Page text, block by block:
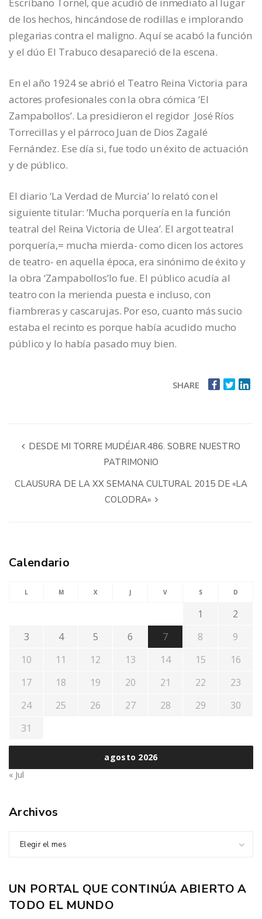
Escribano Tornel, que acudió de inmediato al lugar
de los hechos, hincándose de rodillas e implorando
plegarias contra el maligno. Aquí se acabó la función
y el dúo El Trabuco desapareció de la escena.
En el año 1924 se abrió el Teatro Reina Victoria para
actores profesionales con la obra cómica ‘El
Zampabollos’. La presidieron el regidor José Ríos
Torrecillas y el párroco Juan de Dios Zagalé
Fernández. Ese día si, fue todo un éxito de actuación
y de público.
El diario ‘La Verdad de Murcia’ lo relató con el
siguiente titular: ‘Mucha porquería en la función
teatral del Reina Victoria de Ulea’. El argot teatral
porquería,= mucha mierda- como dicen los actores
de teatro- en aquella época, era sinónimo de éxito y
la obra ‘Zampabollos’lo fue. El público acudía al
teatro con la merienda puesta e incluso, con
fiambreras y cascarujas. Por eso, cuanto más sucio
estaba el recinto es porque había acudido mucho
público y lo había pasado muy bien.
SHARE
DESDE MI TORRE MUDÉJAR.486. SOBRE NUESTRO
PATRIMONIO
CLAUSURA DE LA XX SEMANA CULTURAL 2015 DE «LA
COLODRA»
Calendario
agosto 2026
L M X J V S D
1
2
3
4 5 6 7 8
9
10
11 12 13 14 15
16
17
18 19 20 21 22
23
24
25 26 27 28 29
30
31
« Jul
Archivos
Elegir el mes
UN PORTAL QUE CONTINÚA ABIERTO A
TODO EL MUNDO